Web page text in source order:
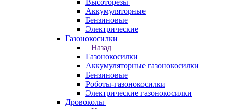
Высоторезы
Аккумуляторные
Бензиновые
Электрические
Газонокосилки
Назад
Газонокосилки
Аккумуляторные газонокосилки
Бензиновые
Роботы-газонокосилки
Электрические газонокосилки
Дровоколы